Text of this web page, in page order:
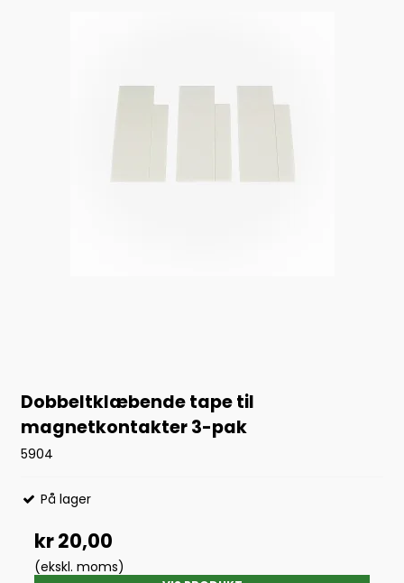
Dobbeltklæbende tape til
magnetkontakter 3-pak
5904
På lager
kr 20,00
(ekskl. moms)